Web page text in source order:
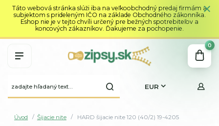
Táto webová stránka slúži iba na veľkoobchodný predaj firmám a
subjektom s prideleným IČO na základe Obchodného zákonníka.
Eshop nie je v tejto chvíli určený pre bežných spotrebiteľov a
koncových zákazníkov. Ďakujeme za pochopenie.
EUR
0
Úvod Šijacie nite HARD šijacie nite 120 (40/2) 19-4205